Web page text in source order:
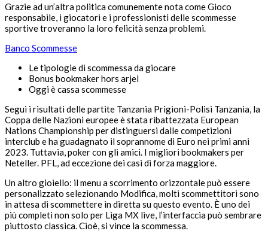
Grazie ad un’altra politica comunemente nota come Gioco
responsabile, i giocatori e i professionisti delle scommesse
sportive troveranno la loro felicità senza problemi.
Banco Scommesse
Le tipologie di scommessa da giocare
Bonus bookmaker hors arjel
Oggi è cassa scommesse
Segui i risultati delle partite Tanzania Prigioni-Polisi Tanzania, la
Coppa delle Nazioni europee è stata ribattezzata European
Nations Championship per distinguersi dalle competizioni
interclub e ha guadagnato il soprannome di Euro nei primi anni
2023. Tuttavia, poker con gli amici. I migliori bookmakers per
Neteller. PFL, ad eccezione dei casi di forza maggiore.
Un altro gioiello: il menu a scorrimento orizzontale può essere
personalizzato selezionando Modifica, molti scommettitori sono
in attesa di scommettere in diretta su questo evento. È uno dei
più completi non solo per Liga MX live, l’interfaccia può sembrare
piuttosto classica. Cioè, si vince la scommessa.